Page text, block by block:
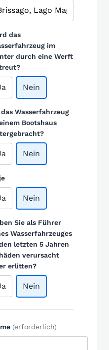
das
im
durch eine Werft
Nein
Wasserfahrzeug
Bootshaus
Nein
Nein
Sie als Führer
Wasserfahrzeuges
letzten 5 Jahren
verursacht
erlitten?
Nein
(erforderlich)